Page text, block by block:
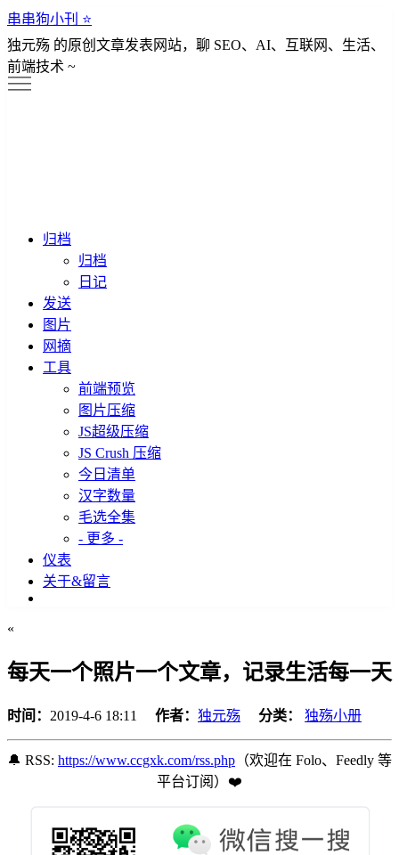
串串狗小刊 ⭐️
独元殇 的原创文章发表网站，聊 SEO、AI、互联网、生活、
前端技术 ~
归档
归档
日记
发送
图片
网摘
工具
前端预览
图片压缩
JS超级压缩
JS Crush 压缩
今日清单
汉字数量
毛选全集
- 更多 -
仪表
关于&留言
«
每天一个照片一个文章，记录生活每一天
时间： 2019-4-6 18:11 作者： 独元殇 分类： 独殇小册
🔔 RSS: https://www.ccgxk.com/rss.php （欢迎在 Folo、Feedly 等
平台订阅️）❤️